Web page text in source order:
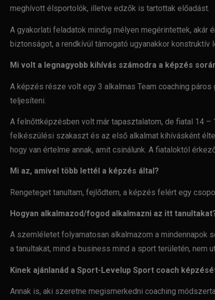
meghívott élsportolók, illetve edzők is tartottak előadást.
A gyakorlati feladatok mindig mélyen megérintettek, akár
biztonságot, a rendkívül támogató ugyanakkor konstruktív
Mi volt a legnagyobb kihívás számodra a képzés
A képzés része volt egy 3 alkalmas Team coaching páros
teljesíteni.
A felnőttképzésben volt már tapasztalatom, de fiatal 14 –
felkészülési szakaszt és az első alkalmat kihívásként
hogy van értelme annak, amit csinálunk. A fiataloktól
Mi az, amivel több lettél a képzés által?
Rengeteget tanultam, fejlődtem, a képzés felért egy
Hogyan alkalmazod/fogod alkalmazni az itt
A szemléletet folyamatosan alkalmazom a mindennapok
a tanultakat, mind a business mind a sport területén, nem
Kinek ajánlanád a Sport-Levelup Sport coach
Annak is, aki szeretne megismerkedni coaching